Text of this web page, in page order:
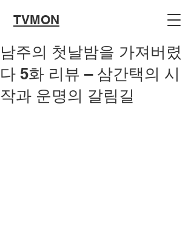
TVMON
남주의 첫날밤을 가져버렸
다 5화 리뷰 – 삼간택의 시
작과 운명의 갈림길